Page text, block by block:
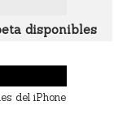
disponibles
del iPhone